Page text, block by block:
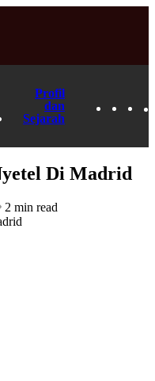
Profil
dan
Sejarah
Di Madrid
2 min read